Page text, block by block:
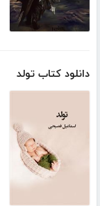
دانلود کتاب تولد